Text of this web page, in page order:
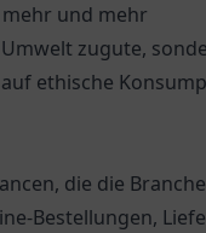
und mehr
zugute,
ethische
die die
Bestellungen,